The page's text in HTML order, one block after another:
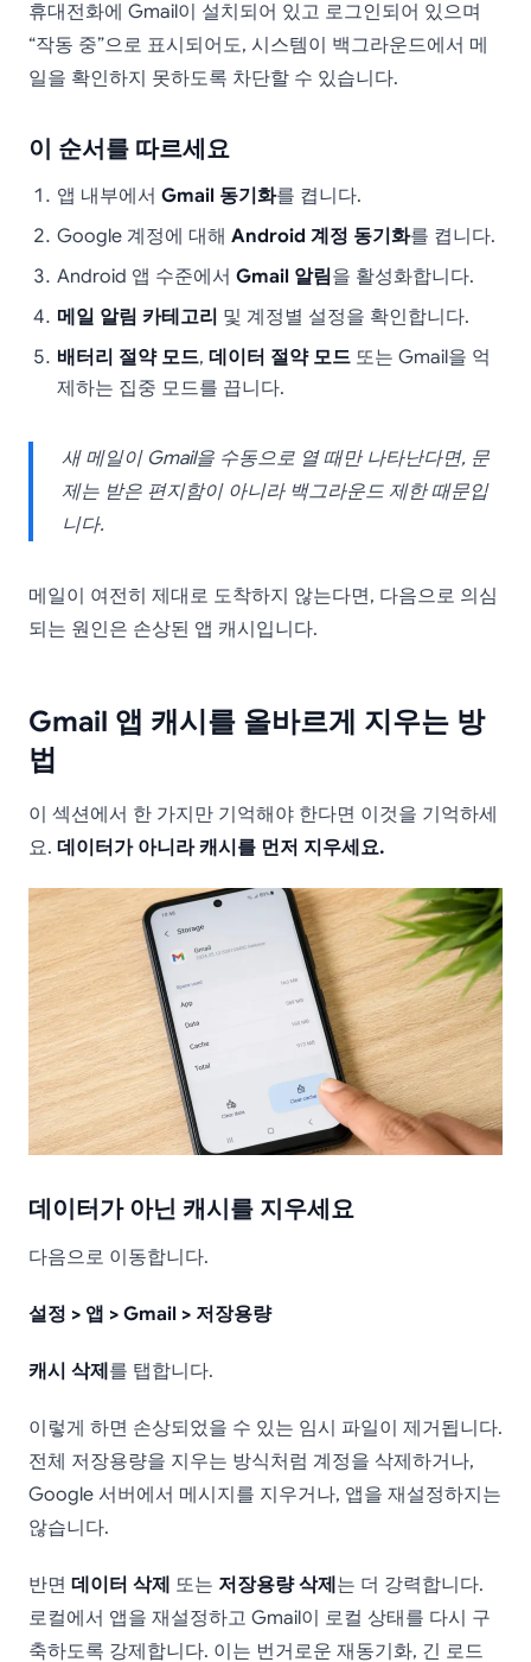
휴대전화에 Gmail이 설치되어 있고 로그인되어 있으며
“작동 중”으로 표시되어도, 시스템이 백그라운드에서 메
일을 확인하지 못하도록 차단할 수 있습니다.
이 순서를 따르세요
앱 내부에서 Gmail 동기화를 켭니다.
Google 계정에 대해 Android 계정 동기화를 켭니다.
Android 앱 수준에서 Gmail 알림을 활성화합니다.
메일 알림 카테고리 및 계정별 설정을 확인합니다.
배터리 절약 모드, 데이터 절약 모드 또는 Gmail을 억
제하는 집중 모드를 끕니다.
새 메일이 Gmail을 수동으로 열 때만 나타난다면, 문
제는 받은 편지함이 아니라 백그라운드 제한 때문입
니다.
메일이 여전히 제대로 도착하지 않는다면, 다음으로 의심
되는 원인은 손상된 앱 캐시입니다.
Gmail 앱 캐시를 올바르게 지우는 방
법
이 섹션에서 한 가지만 기억해야 한다면 이것을 기억하세
요. 데이터가 아니라 캐시를 먼저 지우세요.
데이터가 아닌 캐시를 지우세요
다음으로 이동합니다.
설정 > 앱 > Gmail > 저장용량
캐시 삭제 를 탭합니다.
이렇게 하면 손상되었을 수 있는 임시 파일이 제거됩니다.
전체 저장용량을 지우는 방식처럼 계정을 삭제하거나,
Google 서버에서 메시지를 지우거나, 앱을 재설정하지는
않습니다.
반면 데이터 삭제 또는 저장용량 삭제 는 더 강력합니다.
로컬에서 앱을 재설정하고 Gmail이 로컬 상태를 다시 구
축하도록 강제합니다. 이는 번거로운 재동기화, 긴 로드